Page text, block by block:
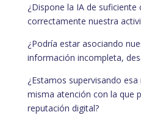
¿Dispone la IA de
correctamente nuestra
¿Podría estar asociando
información incompleta,
¿Estamos supervisando
misma atención con la que
reputación digital?